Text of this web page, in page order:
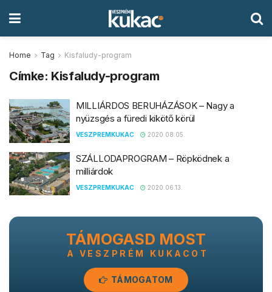
Home Tag Kisfaludy-program
Címke: Kisfaludy-program
MILLIÁRDOS BERUHÁZÁSOK – Nagy a
nyüzsgés a füredi kikötő körül
VESZPREMKUKAC 2020.08.05.
SZÁLLODAPROGRAM – Röpködnek a
milliárdok
VESZPREMKUKAC 2020.06.13.
TÁMOGASD MOST
A VESZPRÉM KUKACOT
TÁMOGATOM